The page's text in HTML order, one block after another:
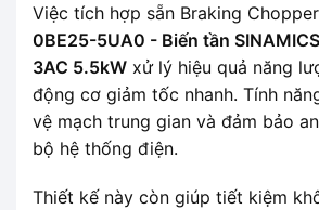
Việc tích hợp sẵn Braking
0BE25-5UA0 - Biến tần
3AC 5.5kW xử lý hiệu quả năng
động cơ giảm tốc nhanh. Tính
vệ mạch trung gian và đảm bảo
bộ hệ thống điện.
Thiết kế này còn giúp tiết kiệm